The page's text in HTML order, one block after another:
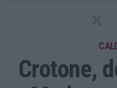
Crotone,